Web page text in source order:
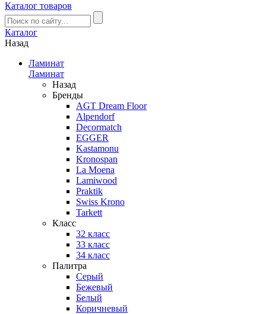
Каталог товаров
Каталог
Назад
Ламинат
Ламинат
Назад
Бренды
AGT Dream Floor
Alpendorf
Decormatch
EGGER
Kastamonu
Kronospan
La Moena
Lamiwood
Praktik
Swiss Krono
Tarkett
Класс
32 класс
33 класс
34 класс
Палитра
Серый
Бежевый
Белый
Коричневый